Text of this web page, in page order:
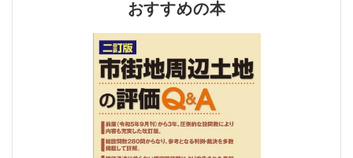
おすすめの本